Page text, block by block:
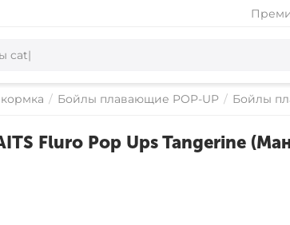
/ Бойлы плавающие POP-UP / Бойлы
Fluro Pop Ups Tangerine